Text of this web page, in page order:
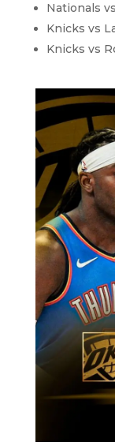
Nationals
Knicks vs
Knicks vs